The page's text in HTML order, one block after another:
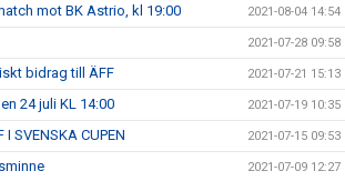
mot BK Astrio, kl 19:00 2021-08-04 14:54
2021-07-28 09:58
bidrag till ÄFF 2021-07-21 15:13
24 juli KL 14:00 2021-07-19 10:35
I SVENSKA CUPEN 2021-07-15 09:53
2021-07-09 12:27